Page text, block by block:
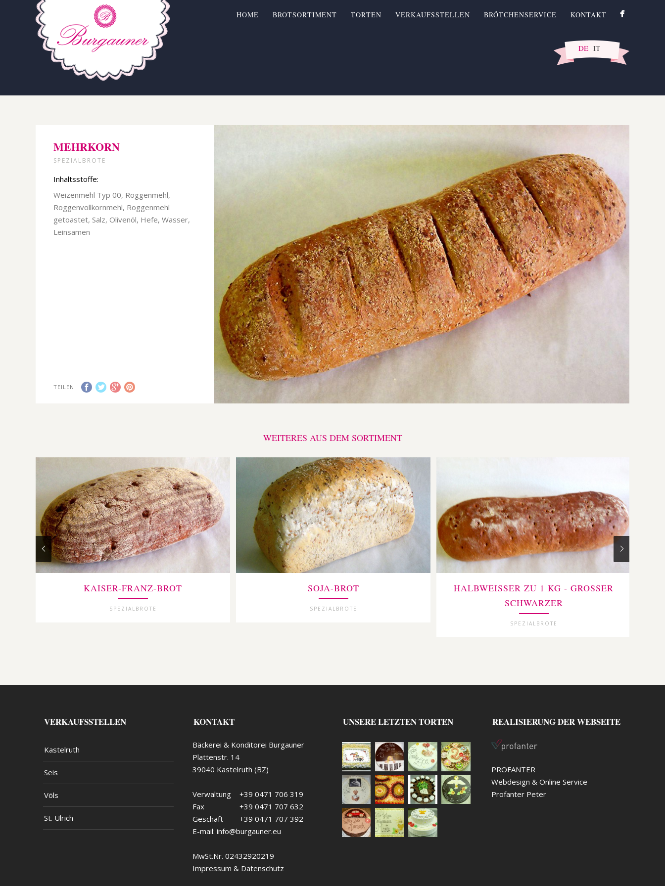
HOME BROTSORTIMENT TORTEN VERKAUFSSTELLEN BRÖTCHENSERVICE KONTAKT
DE IT
MEHRKORN
SPEZIALBROTE
Inhaltsstoffe:
Weizenmehl Typ 00, Roggenmehl,
Roggenvollkornmehl, Roggenmehl
getoastet, Salz, Olivenöl, Hefe, Wasser,
Leinsamen
TEILEN
WEITERES AUS DEM SORTIMENT
KAISER-FRANZ-BROT
SPEZIALBROTE
SOJA-BROT
SPEZIALBROTE
HALBWEISSER ZU 1 KG - GROSSER SC
HWARZER
SPEZIALBROTE
VERKAUFSSTELLEN
Kastelruth
Seis
Völs
St. Ulrich
KONTAKT
Bäckerei & Konditorei Burgauner
Plattenstr. 14
39040 Kastelruth (BZ)
Verwaltung
+39 0471 706 319
Fax
+39 0471 707 632
Geschäft
+39 0471 707 392
E-mail: info@burgauner.eu
MwSt.Nr. 02432920219
Impressum & Datenschutz
UNSERE LETZTEN TORTEN REALISIERUNG DER WEBSEITE
PROFANTER
Webdesign & Online Service
Profanter Peter